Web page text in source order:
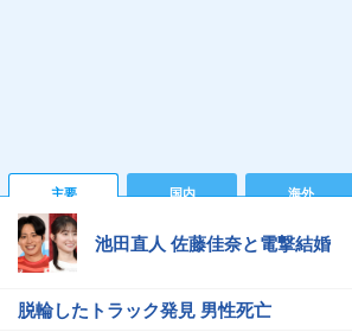
主要 国内 海外
池田直人 佐藤佳奈と電撃結婚
脱輪したトラック発見 男性死亡